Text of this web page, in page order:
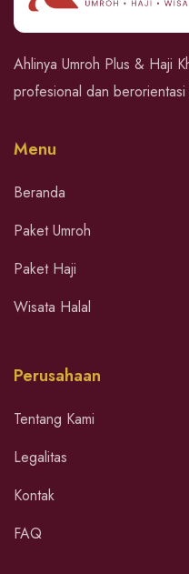
Ahlinya Umroh Plus & Haji
profesional dan berorientasi
Menu
Beranda
Paket Umroh
Paket Haji
Wisata Halal
Perusahaan
Tentang Kami
Legalitas
Kontak
FAQ